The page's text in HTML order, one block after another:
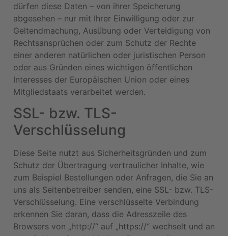
dürfen diese Daten – von ihrer Speicherung
abgesehen – nur mit Ihrer Einwilligung oder zur
Geltendmachung, Ausübung oder Verteidigung von
Rechtsansprüchen oder zum Schutz der Rechte
einer anderen natürlichen oder juristischen Person
oder aus Gründen eines wichtigen öffentlichen
Interesses der Europäischen Union oder eines
Mitgliedstaats verarbeitet werden.
SSL- bzw. TLS-
Verschlüsselung
Diese Seite nutzt aus Sicherheitsgründen und zum
Schutz der Übertragung vertraulicher Inhalte, wie
zum Beispiel Bestellungen oder Anfragen, die Sie an
uns als Seitenbetreiber senden, eine SSL- bzw. TLS-
Verschlüsselung. Eine verschlüsselte Verbindung
erkennen Sie daran, dass die Adresszeile des
Browsers von „http://“ auf „https://“ wechselt und an